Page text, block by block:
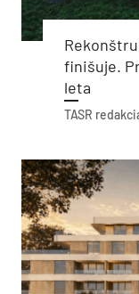
finišuje.
leta
TASR